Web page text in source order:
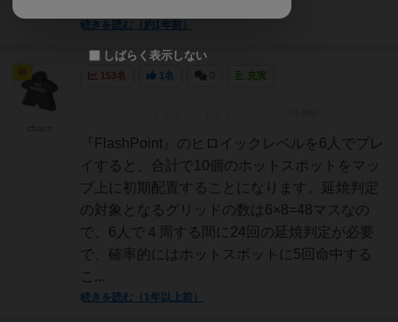
続きを読む（約1年前）
153名 1名 充実
『FlashPoint』のヒロイックレベルを6人でプレ
イすると、合計で10個のホットスポットをマッ
プ上に初期配置することになります。延焼判定
の対象となるグリッドの数は6×8=48マスなの
で、6人で４周する間に24回の延焼判定が必要
で、確率的にはホットスポットに5回命中する
こ...
続きを読む（1年以上前）
しばらく表示しない